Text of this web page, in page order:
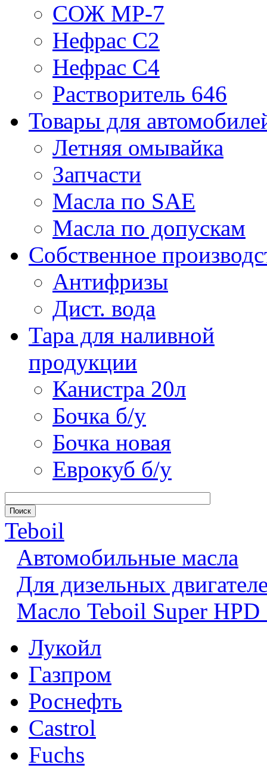
СОЖ МР-7
Нефрас С2
Нефрас С4
Растворитель 646
Товары для
Летняя омывайка
Запчасти
Масла по SAE
Масла по допускам
Собственное
Антифризы
Дист. вода
Тара для наливной
продукции
Канистра 20л
Бочка б/у
Бочка новая
Еврокуб б/у
Teboil
Автомобильные масла
Для дизельных
Масло Teboil Super HPD
Лукойл
Газпром
Роснефть
Castrol
Fuchs